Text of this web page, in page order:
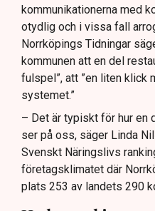
kommunikationerna med
otydlig och i vissa fall
Norrköpings Tidningar
kommunen att en del
fulspel”, att ”en liten klick
systemet.”
– Det är typiskt för hur en
ser på oss, säger Linda
Svenskt Näringslivs
företagsklimatet där
plats 253 av landets 290